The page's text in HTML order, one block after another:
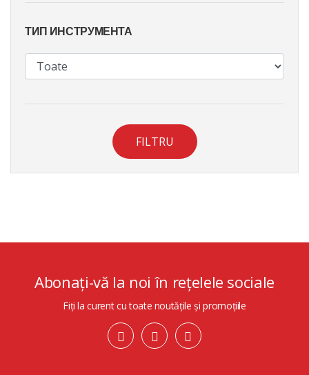
ТИП ИНСТРУМЕНТА
FILTRU
Abonați-vă la noi în rețelele sociale
Fiți la curent cu toate noutățile și promoțiile